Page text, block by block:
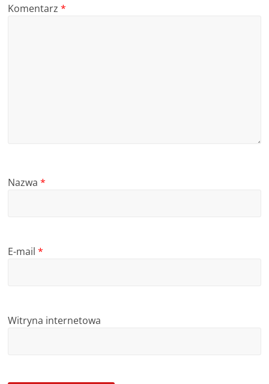
Komentarz*
Nazwa*
E-mail*
Witryna internetowa